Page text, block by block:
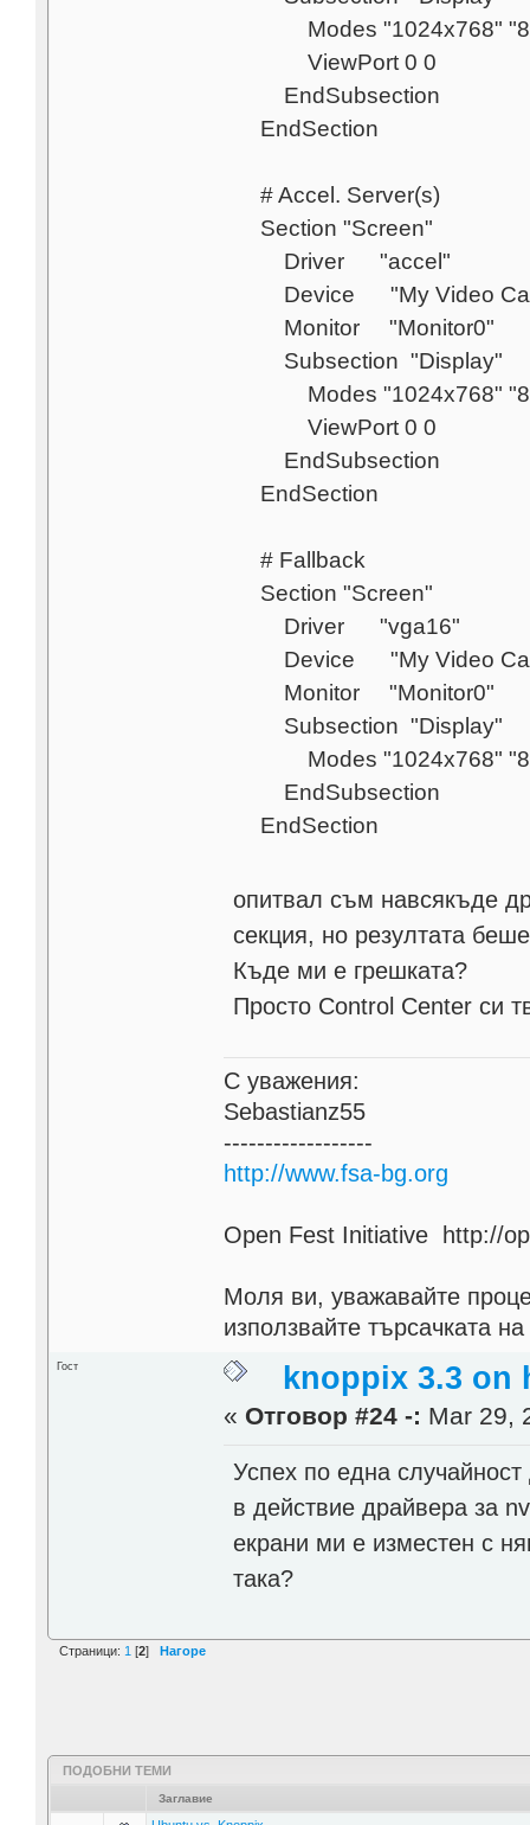
Modes "1024x768"
ViewPort 0 0
EndSubsection
EndSection
# Accel. Server(s)
Section "Screen"
Driver "accel"
Device "My Video
Monitor "Monitor0"
Subsection "Display"
Modes "1024x768"
ViewPort 0 0
EndSubsection
EndSection
# Fallback
Section "Screen"
Driver "vga16"
Device "My Video
Monitor "Monitor0"
Subsection "Display"
Modes "1024x768"
EndSubsection
EndSection
опитвал съм навсякъде
секция, но резултата
Къде ми е грешката?
Просто Control Center си
С уважения:
Sebastianz55
------------------
http://www.fsa-bg.org
Open Fest Initiative http://
Моля ви, уважавайте
използвайте търсачката
Гост knoppix 3.3 on
« Отговор #24 -: Mar 29,
Успех по една
в действие драйвера за
екрани ми е изместен с
така?
Страници: 1 [2] Нагоре
ПОДОБНИ ТЕМИ
Заглавие